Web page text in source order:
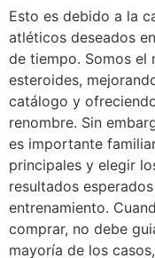
Esto es debido a la
atléticos deseados
de tiempo. Somos el
esteroides,
catálogo y
renombre. Sin
es importante
principales y elegir
resultados
entrenamiento.
comprar, no debe
mayoría de los